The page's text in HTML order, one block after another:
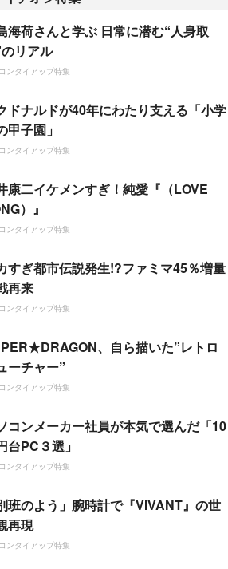
海荷さんと学ぶ 日常に潜む“人身取
リアル
ンタイアップ特集
ドナルドが40年にわたり支える「小学
甲子園」
ンタイアップ特集
康二イケメンすぎ！純愛『（LOVE
）』
ンタイアップ特集
すぎ都市伝説発生!?ファミマ45％増量
再来
ンタイアップ特集
、自ら描いた”レトロ
ーチャー”
ンタイアップ特集
コンメーカー社員が本気で選んだ「10
台PC３選」
ンタイアップ特集
班のよう」腕時計で『VIVANT』の世
再現
ンタイアップ特集